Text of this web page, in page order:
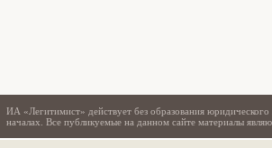
ИА «Легитимист» действует без образования
началах. Все публикуемые на данном сайте материалы